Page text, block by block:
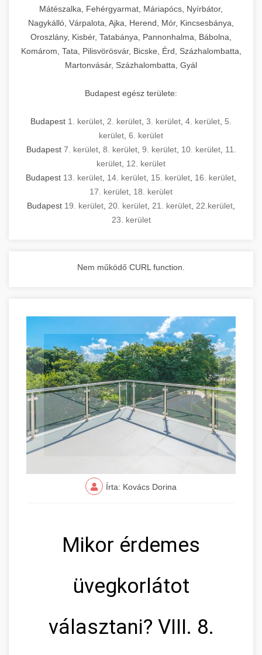
Mátészalka, Fehérgyarmat, Máriapócs, Nyírbátor,
Nagykálló, Várpalota, Ajka, Herend, Mór, Kincsesbánya,
Oroszlány, Kisbér, Tatabánya, Pannonhalma, Bábolna,
Komárom, Tata, Pilisvörösvár, Bicske, Érd, Százhalombatta,
Martonvásár, Százhalombatta, Gyál
Budapest egész területe:
Budapest 1. kerület 2. kerület 3. kerület 4. kerület 5.
kerület 6. kerület
Budapest 7. kerület, 8. kerület, 9. kerület, 10. kerület, 11.
kerület 12. kerület
Budapest 13. kerület 14. kerület 15. kerület 16. kerület
17. kerület 18. kerület
Budapest 19. kerület 20. kerület 21. kerület 22.kerület
23. kerület
Nem működő CURL function.
Írta: Kovács Dorina
Mikor érdemes
üvegkorlátot
választani? VIII. 8.